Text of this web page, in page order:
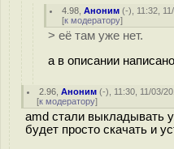
4.98 ,Аноним (-), 11:32,
[к модератору]
> её там уже нет.
а в описании
2.96 ,Аноним (-), 11:30, 11/03/
[к модератору]
amd стали выкладывать
будет просто скачать и